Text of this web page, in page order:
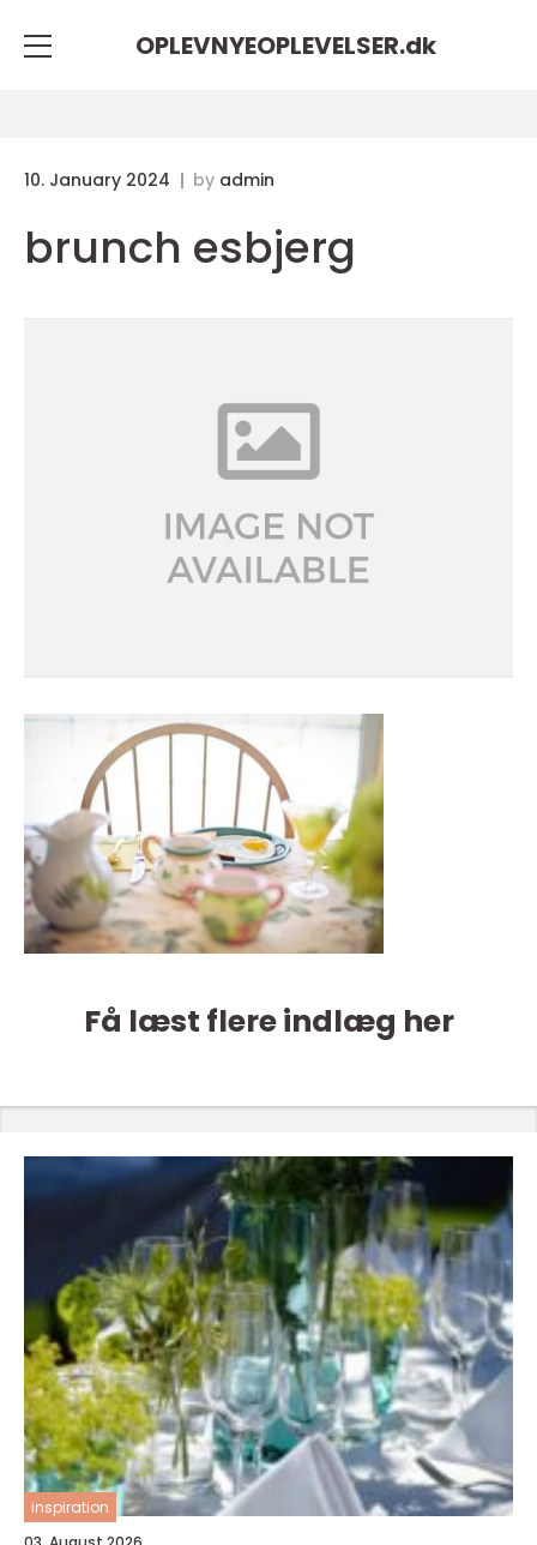
OPLEVNYEOPLEVELSER.dk
10. January 2024 by admin
brunch esbjerg
Få læst flere indlæg her
inspiration